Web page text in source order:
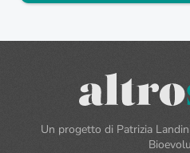
Un progetto di Patrizia